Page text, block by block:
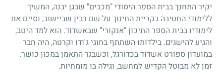
יקיר התחנך בבית הספר היסודי "מכבים" שבגן יבנה, המשיך
ללימודי החטיבה בקריית החינוך על שם רבין שביישוב, וסיים את
לימודיו בבית הספר התיכון "אנקורי" שבאשדוד. הוא למד היטב,
והגיע להישגים. בילדותו השתתף בחוגי ג'ודו וקרטה, היה חבר
במועדון ספורט אשדוד בכדורגל, וכשבגר התאמן במכון כושר.
זמן לא מבוטל הקדיש למחשב, וגילה בו מומחיות.